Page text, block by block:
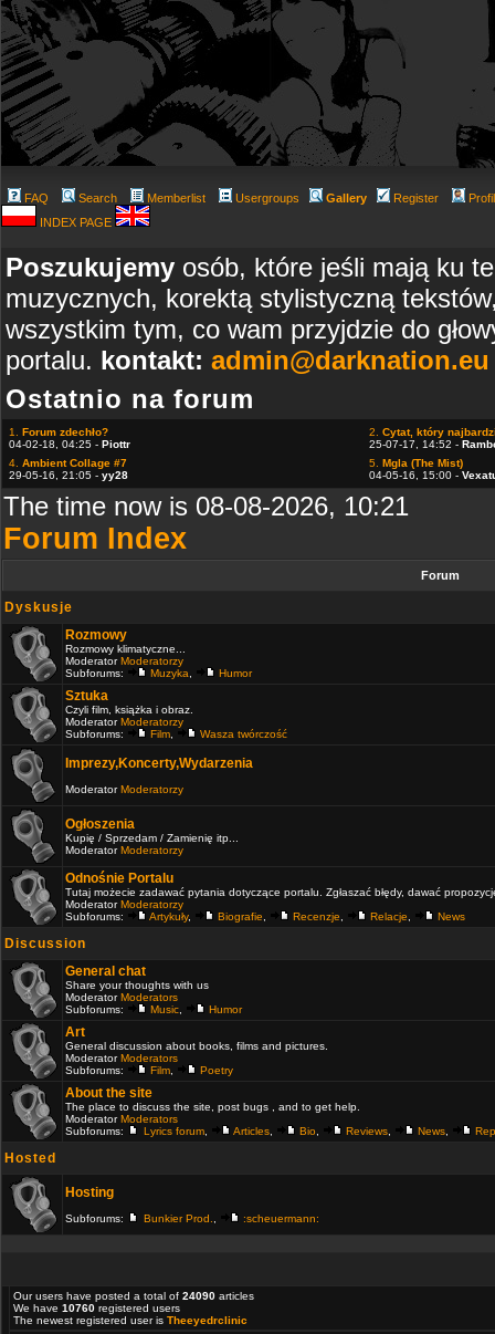
FAQ Search Memberlist Usergroups Gallery Register
INDEX PAGE
Poszukujemy osób, które jeśli mają ku
muzycznych, korektą stylistyczną
wszystkim tym, co wam przyjdzie do
portalu. kontakt: admin@darknation.eu
Ostatnio na forum
1. Forum zdechło?
04-02-18, 04:25 - Piottr
2. Cytat, który
25-07-17, 14:52 -
4. Ambient Collage #7
29-05-16, 21:05 - yy28
5. Mgla (The Mist)
04-05-16, 15:00 -
The time now is 08-08-2026, 10:21
Forum Index
Forum
Dyskusje
Rozmowy
Rozmowy klimatyczne...
ModeratorModeratorzy
Subforums:
Muzyka Humor
Sztuka
Czyli film, książka i obraz.
ModeratorModeratorzy
Subforums:
Film Wasza twórczość
Imprezy,Koncerty,Wydarzenia
ModeratorModeratorzy
Ogłoszenia
Kupię / Sprzedam / Zamienię itp...
ModeratorModeratorzy
Odnośnie Portalu
Tutaj możecie zadawać pytania dotyczące portalu. Zgłaszać błędy, dawać
ModeratorModeratorzy
Subforums:
Artykuły, Biografie Recenzje Relacje News
Discussion
General chat
Share your thoughts with us
ModeratorModerators
Subforums:
Music Humor
Art
General discussion about books, films and pictures.
ModeratorModerators
Subforums:
Film Poetry
About the site
The place to discuss the site, post bugs , and to get help.
ModeratorModerators
Subforums:
Lyrics forum Articles Bio Reviews News
Hosted
Hosting
Subforums: Bunkier Prod. :scheuermann:
Our users have posted a total of 24090 articles
We have 10760 registered users
The newest registered user is Theeyedrclinic